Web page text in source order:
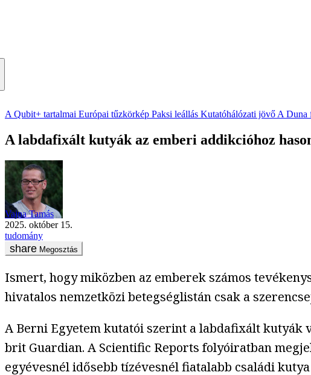
A Qubit+ tartalmai Európai tűzkörkép Paksi leállás Kutatóhálózati jövő A Duna
A labdafixált kutyák az emberi addikcióhoz
Vajna Tamás
2025. október 15.
tudomány
Megosztás
Ismert, hogy miközben az emberek számos
hivatalos nemzetközi betegséglistán csak a
A Berni Egyetem kutatói szerint a labdafixált kutyák
brit Guardian. A Scientific Reports folyóiratban
egyévesnél idősebb tízévesnél fiatalabb családi